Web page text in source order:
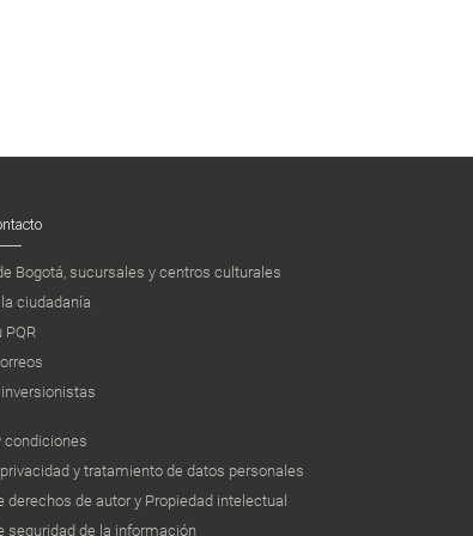
Bogotá, sucursales y centros culturales
ciudadanía
PQR
condiciones
y tratamiento de datos personales
derechos de autor y Propiedad intelectual
seguridad de la información